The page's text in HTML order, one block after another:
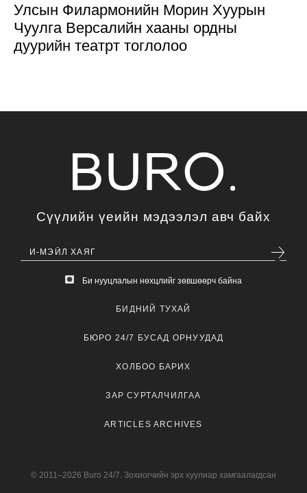
Улсын Филармонийн Морин Хуурын
Чуулга Версалийн хааны ордны
дуурийн театрт тоглолоо
Сүүлийн үеийн мэдээлэл авч байх
Би нууцлалын нөхцлийг зөвшөөрч байна
БИДНИЙ ТУХАЙ
БЮРО 24/7 БУСАД ОРНУУДАД
ХОЛБОО БАРИХ
ЗАР СУРТАЛЧИЛГАА
ARTICLES ARCHIVES
© 2011–2026 Buro 24/7. Зохиогчийн эрх хуулиар хамгаалагдсан